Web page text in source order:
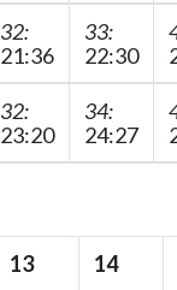
32:
21:36
33:
22:30
32:
23:20
34:
24:27
13 14